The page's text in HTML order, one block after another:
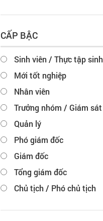
CẤP BẬC
Sinh viên / Thực tập sinh
Mới tốt nghiệp
Nhân viên
Trưởng nhóm / Giám sát
Quản lý
Phó giám đốc
Giám đốc
Tổng giám đốc
Chủ tịch / Phó chủ tịch